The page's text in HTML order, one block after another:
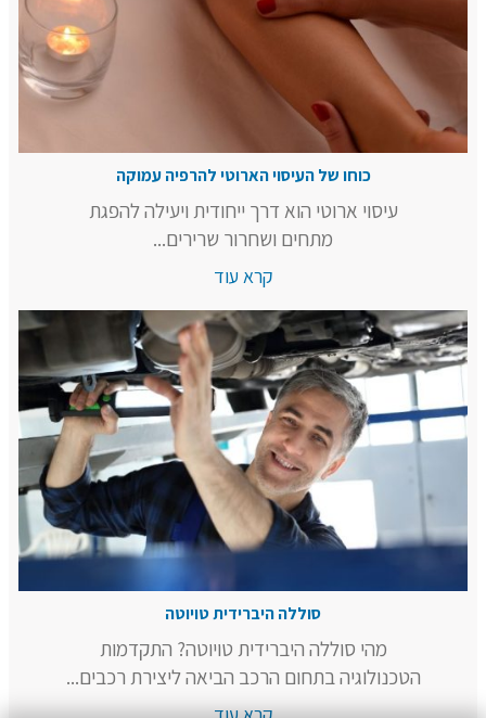
כוחו של העיסוי הארוטי להרפיה עמוקה
עיסוי ארוטי הוא דרך ייחודית ויעילה להפגת
מתחים ושחרור שרירים...
קרא עוד
סוללה היברידית טויוטה
מהי סוללה היברידית טויוטה? התקדמות
הטכנולוגיה בתחום הרכב הביאה ליצירת רכבים...